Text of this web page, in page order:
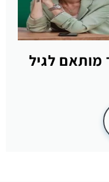
מותאם לגיל